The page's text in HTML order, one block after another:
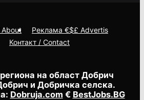
на област Добрич
и Добричка селска.
Dobruja.com € BestJobs.BG
Реклама €$£ Advertis
Контакт / Contact